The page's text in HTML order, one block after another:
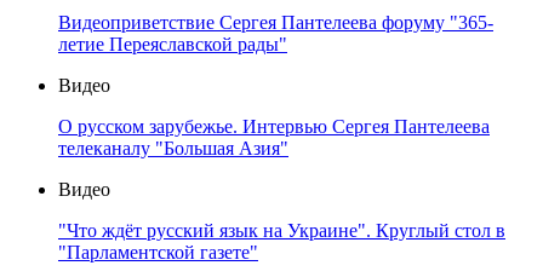
Видеоприветствие Сергея Пантелеева форуму "365-
летие Переяславской рады"
Видео
О русском зарубежье. Интервью Сергея Пантелеева
телеканалу "Большая Азия"
Видео
"Что ждёт русский язык на Украине". Круглый стол в
"Парламентской газете"